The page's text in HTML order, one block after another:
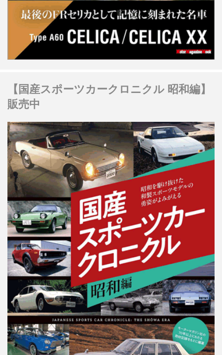
【国産スポーツカークロニクル 昭和編】
販売中